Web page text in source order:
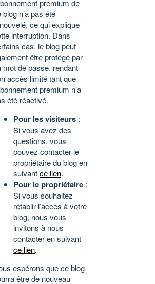
premium de
blog n’a pas été
ce qui explique
interruption. Dans
cas, le blog peut
être protégé par
mot de passe, rendant
accès limité tant que
premium n’a
été réactivé.
Pour les visiteurs :
Si vous avez des
questions, vous
pouvez contacter le
propriétaire du blog en
suivantce lien.
Pour le propriétaire :
Si vous souhaitez
rétablir l’accès à votre
blog, nous vous
invitons à nous
contacter en suivant
ce lien.
espérons que ce blog
être de nouveau